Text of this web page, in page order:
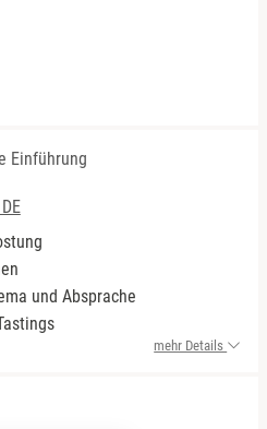
Einführung
und Absprache
mehr Details